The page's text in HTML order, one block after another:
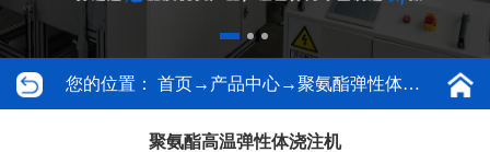
您的位置： 首页→ 产品中心→聚氨酯弹性体浇注机
聚氨酯高温弹性体浇注机